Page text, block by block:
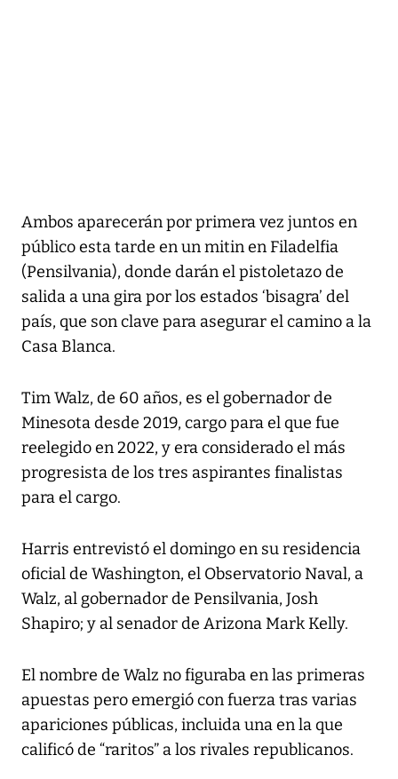
Ambos aparecerán por primera vez juntos en
público esta tarde en un mitin en Filadelfia
(Pensilvania), donde darán el pistoletazo de
salida a una gira por los estados ‘bisagra’ del
país, que son clave para asegurar el camino a la
Casa Blanca.
Tim Walz, de 60 años, es el gobernador de
Minesota desde 2019, cargo para el que fue
reelegido en 2022, y era considerado el más
progresista de los tres aspirantes finalistas
para el cargo.
Harris entrevistó el domingo en su residencia
oficial de Washington, el Observatorio Naval, a
Walz, al gobernador de Pensilvania, Josh
Shapiro; y al senador de Arizona Mark Kelly.
El nombre de Walz no figuraba en las primeras
apuestas pero emergió con fuerza tras varias
apariciones públicas, incluida una en la que
calificó de “raritos” a los rivales republicanos.